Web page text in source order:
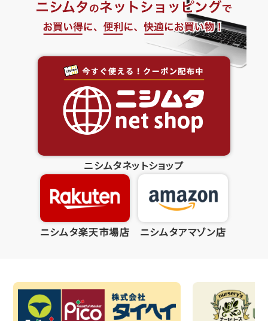
ニシムタネットショップ
ニシムタ楽天市場店 ニシムタアマゾン店